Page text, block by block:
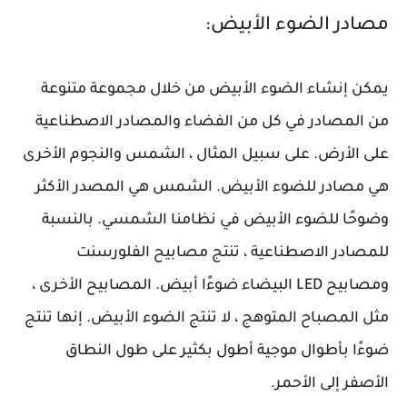
مصادر الضوء الأبيض:
يمكن إنشاء الضوء الأبيض من خلال مجموعة متنوعة
من المصادر في كل من الفضاء والمصادر الاصطناعية
على الأرض. على سبيل المثال ، الشمس والنجوم الأخرى
هي مصادر للضوء الأبيض. الشمس هي المصدر الأكثر
وضوحًا للضوء الأبيض في نظامنا الشمسي. بالنسبة
للمصادر الاصطناعية ، تنتج مصابيح الفلورسنت
ومصابيح LED البيضاء ضوءًا أبيض. المصابيح الأخرى ،
مثل المصباح المتوهج ، لا تنتج الضوء الأبيض. إنها تنتج
ضوءًا بأطوال موجية أطول بكثير على طول النطاق
الأصفر إلى الأحمر.